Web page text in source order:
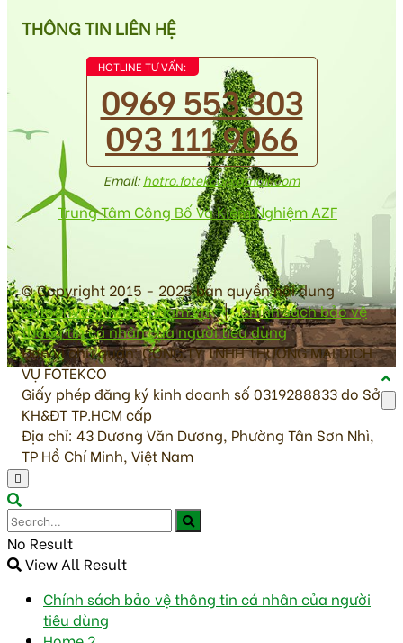
THÔNG TIN LIÊN HỆ
HOTLINE TƯ VẤN:
0969 553 303
093 111 9066
Email:hotro.fotekco@gmail.com
Trung Tâm Công Bố Và Kiểm Nghiệm AZF
© Copyright 2015 - 2025 bản quyền nội dung
antoanvesinhthucpham.vn|Chính sách bảo vệ
thông tin cá nhân của người tiêu dùng
Đơn vị chủ quản: CÔNG TY TNHH THƯƠNG MẠI DỊCH
VỤ FOTEKCO
Giấy phép đăng ký kinh doanh số 0319288833 do Sở
KH&ĐT TP.HCM cấp
Địa chỉ: 43 Dương Văn Dương, Phường Tân Sơn Nhì,
TP Hồ Chí Minh, Việt Nam
No Result
View All Result
Chính sách bảo vệ thông tin cá nhân của người
tiêu dùng